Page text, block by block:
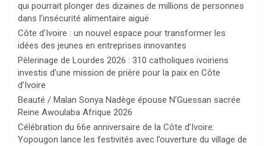
qui pourrait plonger des dizaines de millions de personnes
dans l’insécurité alimentaire aiguë
Côte d’Ivoire : un nouvel espace pour transformer les
idées des jeunes en entreprises innovantes
Pèlerinage de Lourdes 2026 : 310 catholiques ivoiriens
investis d’une mission de prière pour la paix en Côte
d’Ivoire
Beauté / Malan Sonya Nadège épouse N’Guessan sacrée
Reine Awoulaba Afrique 2026
Célébration du 66e anniversaire de la Côte d’Ivoire:
Yopougon lance les festivités avec l’ouverture du village de